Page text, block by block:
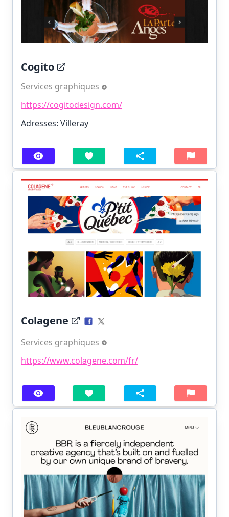
Cogito
Services graphiques
https://cogitodesign.com/
Adresses: Villeray
Colagene
Services graphiques
https://www.colagene.com/fr/